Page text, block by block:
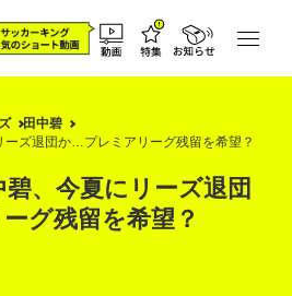
田中碧
ーズ退団か…プレミアリーグ残留を希望？
碧、今夏にリーズ退団
グ残留を希望？